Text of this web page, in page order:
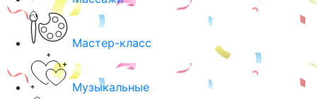
Мастер-класс
Музыкальные